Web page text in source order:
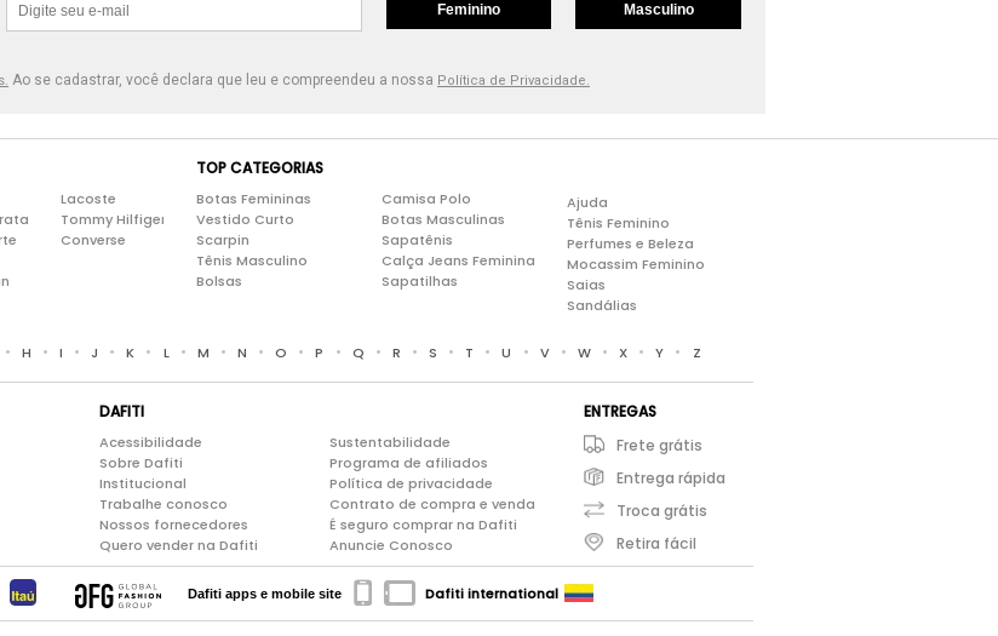
Feminino Masculino
Ao se cadastrar, você declara que leu e compreendeu a nossa Política de Privacidade.
Lacoste
Tommy Hilfiger
Converse
TOP CATEGORIAS
Botas Femininas
Vestido Curto
Scarpin
Tênis Masculino
Bolsas
Camisa Polo
Botas Masculinas
Sapatênis
Calça Jeans Feminina
Sapatilhas
Ajuda
Tênis Feminino
Perfumes e Beleza
Mocassim Feminino
Saias
Sandálias
• H • I • J • K • L • M • N • O • P • Q • R • S • T • U • V • W • X • Y • Z
DAFITI
Acessibilidade
Sobre Dafiti
Institucional
Trabalhe conosco
Nossos fornecedores
Quero vender na Dafiti
Sustentabilidade
Programa de afiliados
Política de privacidade
Contrato de compra e venda
É seguro comprar na Dafiti
Anuncie Conosco
ENTREGAS
Frete grátis
Entrega rápida
Troca grátis
Retira fácil
Dafiti apps e mobile site Dafiti international